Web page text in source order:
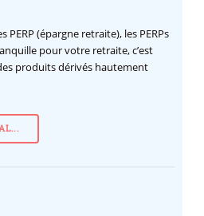
PERP (épargne retraite), les PERPs
pour votre retraite, c’est
produits dérivés hautement